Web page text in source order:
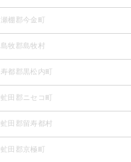
瀬棚郡今金町
島牧郡島牧村
寿都郡黒松内町
虻田郡ニセコ町
虻田郡留寿都村
虻田郡京極町